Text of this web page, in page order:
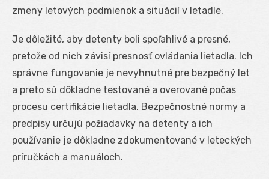
zmeny letových podmienok a situácií v letadle.
Je dôležité, aby detenty boli spoľahlivé a presné,
pretože od nich závisí presnosť ovládania lietadla. Ich
správne fungovanie je nevyhnutné pre bezpečný let
a preto sú dôkladne testované a overované počas
procesu certifikácie lietadla. Bezpečnostné normy a
predpisy určujú požiadavky na detenty a ich
používanie je dôkladne zdokumentované v leteckých
príručkách a manuáloch.